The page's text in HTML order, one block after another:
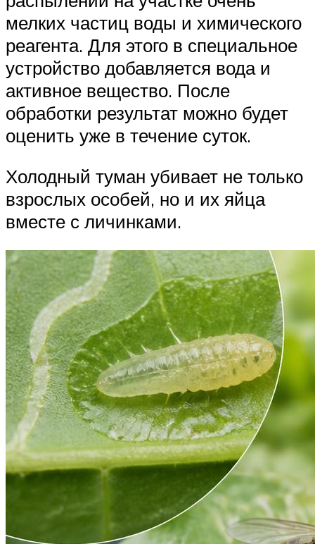
мелких частиц воды и химического
реагента. Для этого в специальное
устройство добавляется вода и
активное вещество. После
обработки результат можно будет
оценить уже в течение суток.
Холодный туман убивает не только
взрослых особей, но и их яйца
вместе с личинками.